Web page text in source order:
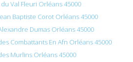
Val Fleuri Orléans 45000
Baptiste Corot Orléans 45000
Dumas Orléans 45000
Combattants En Afn Orléans 45000
Murlins Orléans 45000